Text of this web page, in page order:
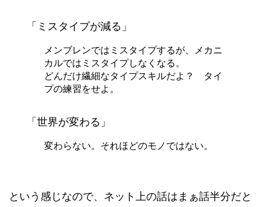
「ミスタイプが減る」
メンブレンではミスタイプするが、メカニ
カルではミスタイプしなくなる。
どんだけ繊細なタイプスキルだよ？ タイ
プの練習をせよ。
「世界が変わる」
変わらない。それほどのモノではない。
という感じなので、ネット上の話はまぁ話半分だと